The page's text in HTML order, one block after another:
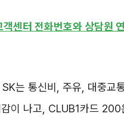
객센터 전화번호와 상담원
는 통신비, 주유, 대중교
이 나고, CLUB1카드 200